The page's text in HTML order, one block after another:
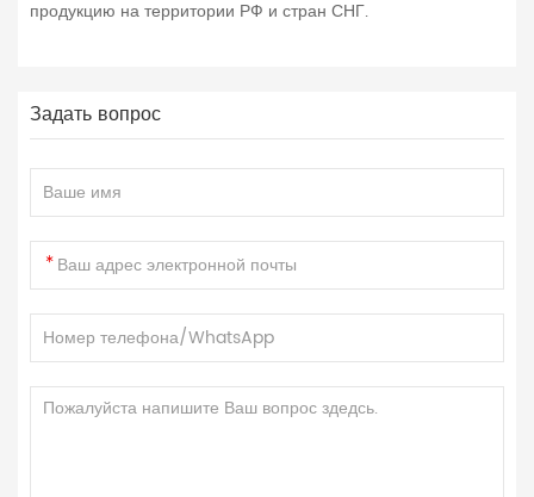
продукцию на территории РФ и стран СНГ.
Задать вопрос